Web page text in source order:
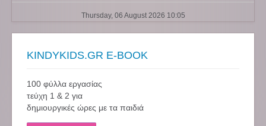
Thursday, 06 August 2026 10:05
KINDYKIDS.GR E-BOOK
100 φύλλα εργασίας
τεύχη 1 & 2 για
δημιουργικές ώρες με τα παιδιά